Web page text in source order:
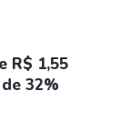
R$ 1,55
32%